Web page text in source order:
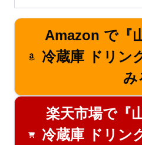
Amazon で『
冷蔵庫 ドリン
み
楽天市場で『
冷蔵庫 ドリン